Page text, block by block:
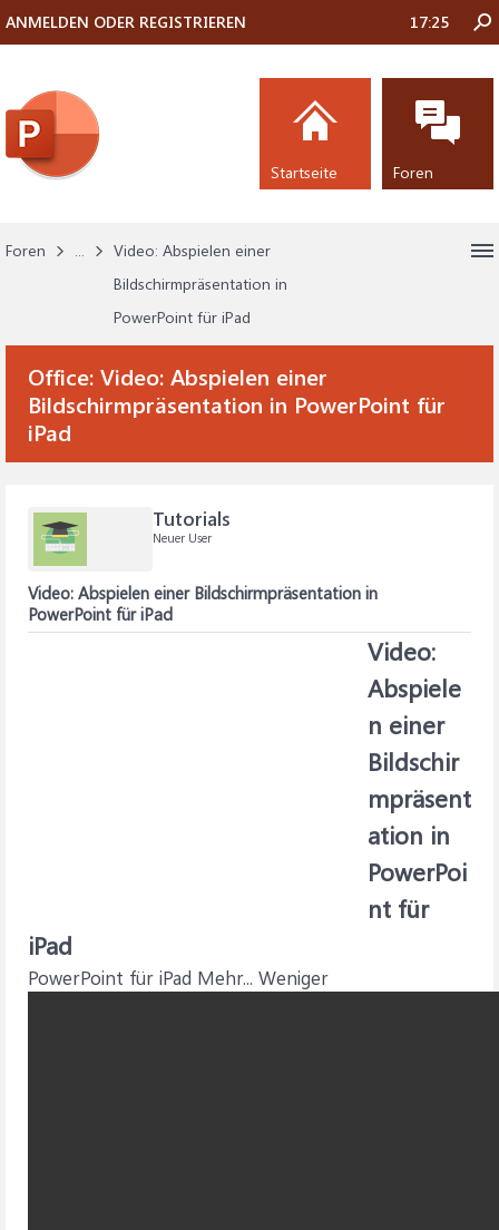
Foren ...
Video: Abspielen einer
Bildschirmpräsentation in
PowerPoint für iPad
Office: Video: Abspielen einer
Bildschirmpräsentation in PowerPoint für
iPad
Tutorials
Neuer User
Video: Abspielen einer Bildschirmpräsentation in
PowerPoint für iPad
Video:
Abspiele
n einer
Bildschir
mpräsent
ation in
PowerPoi
nt für
iPad
PowerPoint für iPad Mehr... Weniger
ANMELDEN ODER REGISTRIEREN 17:25
Startseite Foren